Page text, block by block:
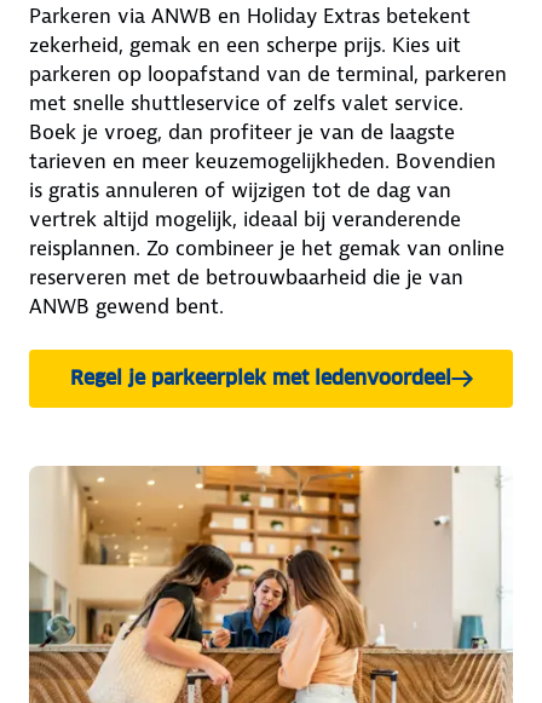
Parkeren via ANWB en Holiday Extras betekent
zekerheid, gemak en een scherpe prijs. Kies uit
parkeren op loopafstand van de terminal, parkeren
met snelle shuttleservice of zelfs valet service.
Boek je vroeg, dan profiteer je van de laagste
tarieven en meer keuzemogelijkheden. Bovendien
is gratis annuleren of wijzigen tot de dag van
vertrek altijd mogelijk, ideaal bij veranderende
reisplannen. Zo combineer je het gemak van online
reserveren met de betrouwbaarheid die je van
ANWB gewend bent.
Regel je parkeerplek met ledenvoordeel